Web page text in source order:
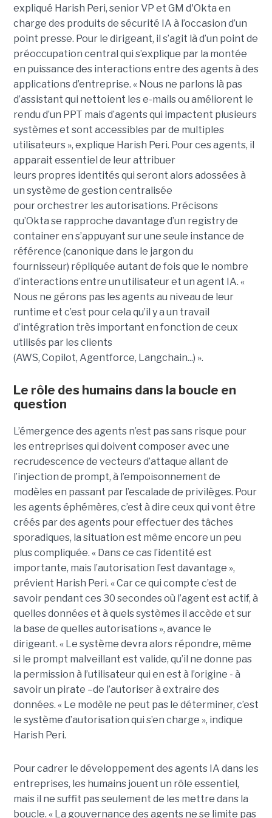
expliqué Harish Peri, senior VP et GM d'Okta en
charge des produits de sécurité IA à l’occasion d’un
point presse. Pour le dirigeant, il s’agit là d’un point de
préoccupation central qui s’explique par la montée
en puissance des interactions entre des agents à des
applications d’entreprise. « Nous ne parlons là pas
d’assistant qui nettoient les e-mails ou améliorent le
rendu d’un PPT mais d’agents qui impactent plusieurs
systèmes et sont accessibles par de multiples
utilisateurs », explique Harish Peri. Pour ces agents, il
apparait essentiel de leur attribuer
leurs propres identités qui seront alors adossées à
un système de gestion centralisée
pour orchestrer les autorisations. Précisons
qu’Okta se rapproche davantage d’un registry de
container en s’appuyant sur une seule instance de
référence (canonique dans le jargon du
fournisseur) répliquée autant de fois que le nombre
d’interactions entre un utilisateur et un agent IA. «
Nous ne gérons pas les agents au niveau de leur
runtime et c’est pour cela qu’il y a un travail
d’intégration très important en fonction de ceux
utilisés par les clients
(AWS, Copilot, Agentforce, Langchain...) ».
Le rôle des humains dans la boucle en
question
L’émergence des agents n’est pas sans risque pour
les entreprises qui doivent composer avec une
recrudescence de vecteurs d’attaque allant de
l’injection de prompt, à l’empoisonnement de
modèles en passant par l’escalade de privilèges. Pour
les agents éphémères, c’est à dire ceux qui vont être
créés par des agents pour effectuer des tâches
sporadiques, la situation est même encore un peu
plus compliquée. « Dans ce cas l’identité est
importante, mais l’autorisation l’est davantage »,
prévient Harish Peri. « Car ce qui compte c’est de
savoir pendant ces 30 secondes où l’agent est actif, à
quelles données et à quels systèmes il accède et sur
la base de quelles autorisations », avance le
dirigeant. « Le système devra alors répondre, même
si le prompt malveillant est valide, qu’il ne donne pas
la permission à l’utilisateur qui en est à l’origine - à
savoir un pirate –de l’autoriser à extraire des
données. « Le modèle ne peut pas le déterminer, c’est
le système d’autorisation qui s’en charge », indique
Harish Peri.
Pour cadrer le développement des agents IA dans les
entreprises, les humains jouent un rôle essentiel,
mais il ne suffit pas seulement de les mettre dans la
boucle. « La gouvernance des agents ne se limite pas